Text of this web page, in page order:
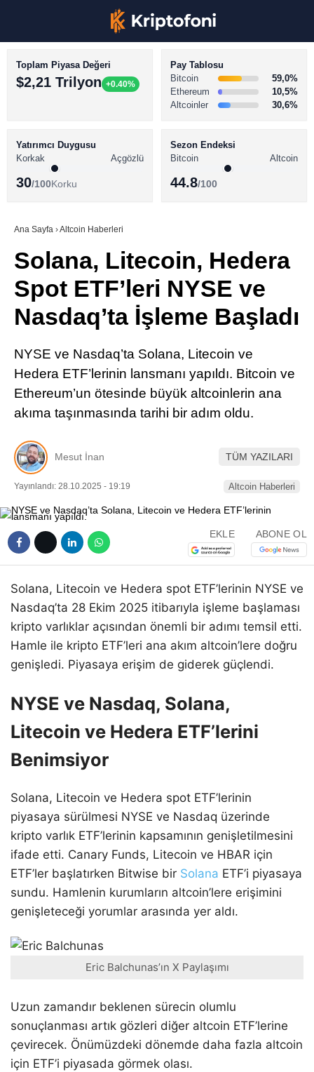
Youtube
TikTok
Pinterest
LinkedIn
Telegram
BİTCOİN HABERLERİ
ALTCOİN HABERLERİ
SÖZLÜK
Toplam Piyasa Değeri
$2,21 Trilyon +0.40%
Pay Tablosu
Bitcoin
59,0%
Ethereum
10,5%
Altcoinler
30,6%
Yatırımcı Duygusu
Korkak
Açgözlü
30/100Korku
Sezon Endeksi
Bitcoin
Altcoin
44.8/100
Ana Sayfa ›Altcoin Haberleri
Solana, Litecoin, Hedera
Spot ETF’leri NYSE ve
Nasdaq’ta İşleme Başladı
NYSE ve Nasdaq’ta Solana, Litecoin ve
Hedera ETF’lerinin lansmanı yapıldı. Bitcoin ve
Ethereum’un ötesinde büyük altcoinlerin ana
akıma taşınmasında tarihi bir adım oldu.
Mesut İnan TÜM YAZILARI
Yayınlandı: 28.10.2025 - 19:19 Altcoin Haberleri
EKLE ABONE OL
Solana, Litecoin ve Hedera spot ETF’lerinin NYSE ve
Nasdaq’ta 28 Ekim 2025 itibarıyla işleme başlaması
kripto varlıklar açısından önemli bir adımı temsil etti.
Hamle ile kripto ETF’leri ana akım altcoin’lere doğru
genişledi. Piyasaya erişim de giderek güçlendi.
NYSE ve Nasdaq, Solana,
Litecoin ve Hedera ETF’lerini
Benimsiyor
Solana, Litecoin ve Hedera spot ETF’lerinin
piyasaya sürülmesi NYSE ve Nasdaq üzerinde
kripto varlık ETF’lerinin kapsamının genişletilmesini
ifade etti. Canary Funds, Litecoin ve HBAR için
ETF’ler başlatırken Bitwise bir Solana ETF’i piyasaya
sundu. Hamlenin kurumların altcoin’lere erişimini
genişleteceği yorumlar arasında yer aldı.
Eric Balchunas’ın X Paylaşımı
Uzun zamandır beklenen sürecin olumlu
sonuçlanması artık gözleri diğer altcoin ETF’lerine
çevirecek. Önümüzdeki dönemde daha fazla altcoin
için ETF’i piyasada görmek olası.